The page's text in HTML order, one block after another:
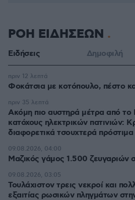
ΡΟΗ ΕΙΔΗΣΕΩΝ
Ειδήσεις Δημοφιλή
Φοκάτσια με κοτόπουλο, πέστο
πριν 12 λεπτά
Ακόμη πιο αυστηρά μέτρα από το
κατόχους ηλεκτρικών πατινιών:
διαφορετικά τσουχτερά πρόστιμα
πριν 35 λεπτά
Μαζικός γάμος 1.500 ζευγαριών
09.08.2026, 04:00
Τουλάχιστον τρεις νεκροί και
εξαιτίας ρωσικών πληγμάτων
09.08.2026, 03:05